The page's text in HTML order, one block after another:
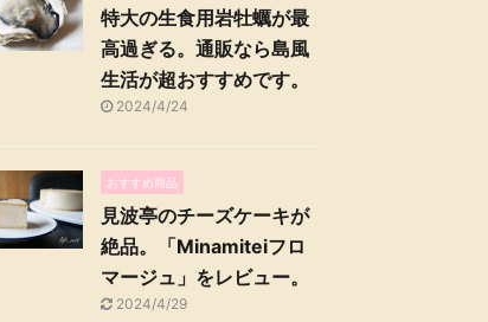
特大の生食用岩牡蠣が最
高過ぎる。通販なら島風
生活が超おすすめです。
2024/4/24
おすすめ商品
見波亭のチーズケーキが
絶品。「Minamiteiフロ
マージュ」をレビュー。
2024/4/29